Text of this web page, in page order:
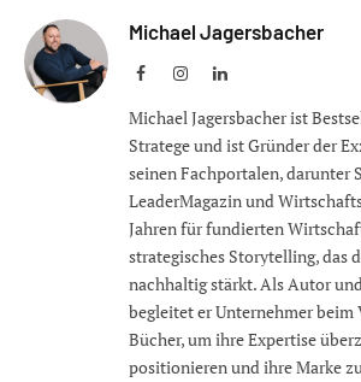
Michael Jagersbacher
FacebookInstagramLinkedIn
Michael Jagersbacher ist
Stratege und ist Gründer der
seinen Fachportalen, darunter
LeaderMagazin und
Jahren für fundierten
strategisches Storytelling, das
nachhaltig stärkt. Als Autor
begleitet er Unternehmer beim
Bücher, um ihre Expertise
positionieren und ihre Marke